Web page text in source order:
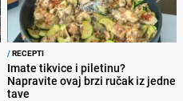
/RECEPTI
Imate tikvice i piletinu?
Napravite ovaj brzi ručak iz jedne
tave